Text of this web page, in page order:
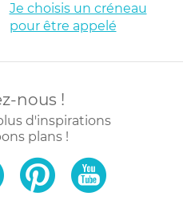
Je choisis un créneau
pour être appelé
nous !
d'inspirations
plans !